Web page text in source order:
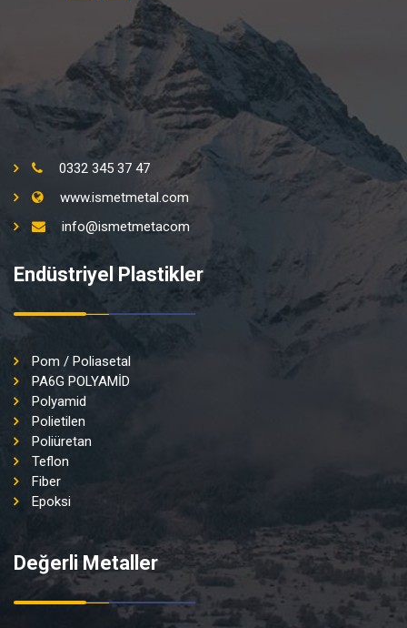
0332 345 37 47
www.ismetmetal.com
info@ismetmetacom
Endüstriyel Plastikler
Pom / Poliasetal
PA6G POLYAMİD
Polyamid
Polietilen
Poliüretan
Teflon
Fiber
Epoksi
Değerli Metaller